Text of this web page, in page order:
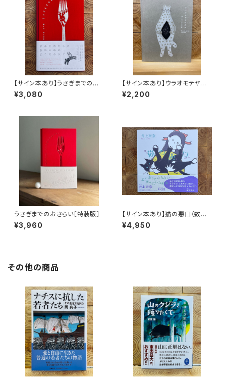
【サイン本あり】うさぎまでのお
さらい［通常版］
¥3,080
【サイン本あり】ウラオモテヤマ
ネコ
¥2,200
うさぎまでのおさらい［特装版］
¥3,960
【サイン本あり】猫の悪口〈数量
限定・オリジナルトート付き〉
¥4,950
その他の商品